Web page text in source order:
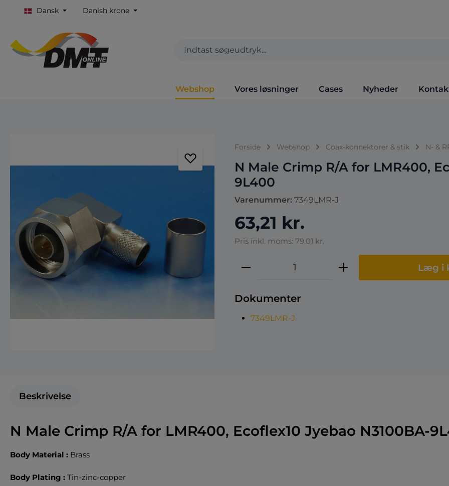
Dansk Danish krone
Webshop Vores løsninger Cases Nyheder
Forside Webshop Coax-konnektorer & stik N- &
Varenummer: 7349LMR-J
N Male Crimp R/A for LMR400,
9L400
63,21 kr.
Pris inkl. moms: 79,01 kr.
Produktmængde: Indtast den Læg i
Dokumenter
7349LMR-J
Beskrivelse
N Male Crimp R/A for LMR400, Ecoflex10 Jyebao N3100BA-
Body Material : Brass
Body Plating : Tin-zinc-copper